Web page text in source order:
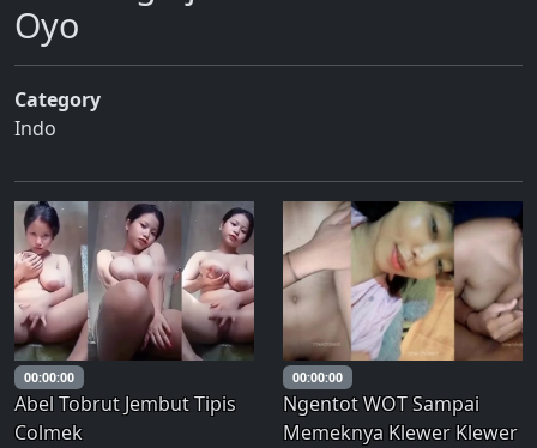
Oyo
Category
Indo
00:00:00
Abel Tobrut Jembut Tipis
Colmek
00:00:00
Ngentot WOT Sampai
Memeknya Klewer Klewer